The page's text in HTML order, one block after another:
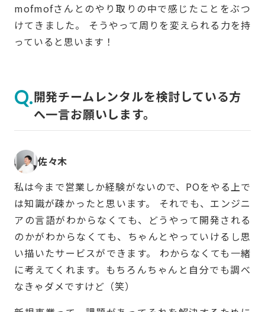
mofmofさんとのやり取りの中で感じたことをぶつ
けてきました。 そうやって周りを変えられる力を持
っていると思います！
開発チームレンタルを検討している方
へ一言お願いします。
佐々木
私は今まで営業しか経験がないので、POをやる上で
は知識が疎かったと思います。 それでも、エンジニ
アの言語がわからなくても、どうやって開発される
のかがわからなくても、ちゃんとやっていけるし思
い描いたサービスができます。 わからなくても一緒
に考えてくれます。もちろんちゃんと自分でも調べ
なきゃダメですけど（笑）